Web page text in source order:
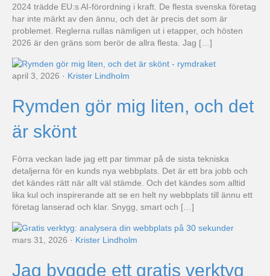
2024 trädde EU:s AI-förordning i kraft. De flesta svenska företag
har inte märkt av den ännu, och det är precis det som är
problemet. Reglerna rullas nämligen ut i etapper, och hösten
2026 är den gräns som berör de allra flesta. Jag […]
april 3, 2026 · Krister Lindholm
Rymden gör mig liten, och det
är skönt
Förra veckan lade jag ett par timmar på de sista tekniska
detaljerna för en kunds nya webbplats. Det är ett bra jobb och
det kändes rätt när allt väl stämde. Och det kändes som alltid
lika kul och inspirerande att se en helt ny webbplats till ännu ett
företag lanserad och klar. Snygg, smart och […]
mars 31, 2026 · Krister Lindholm
Jag byggde ett gratis verktyg